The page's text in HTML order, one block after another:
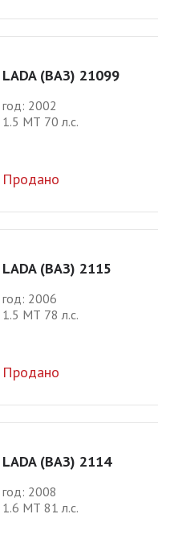
LADA (ВАЗ) 21099
год: 2002
1.5 МТ 70 л.с.
Продано
LADA (ВАЗ) 2115
год: 2006
1.5 МТ 78 л.с.
Продано
LADA (ВАЗ) 2114
год: 2008
1.6 МТ 81 л.с.